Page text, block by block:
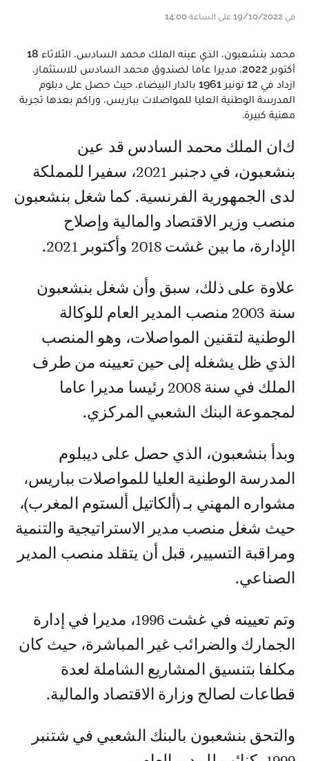
في 19/10/2022 على الساعة 14:00
محمد بنشعبون، الذي عينه الملك محمد السادس، الثلاثاء 18
أكتوبر 2022، مديرا عاما لصندوق محمد السادس للاستثمار،
ازداد في 12 نونبر 1961 بالدار البيضاء، حيث حصل على دبلوم
المدرسة الوطنية العليا للمواصلات بباريس، وراكم بعدها تجربة
مهنية كبيرة.
كان الملك محمد السادس قد عين
بنشعبون، في دجنبر 2021، سفيرا للمملكة
لدى الجمهورية الفرنسية. كما شغل بنشعبون
منصب وزير الاقتصاد والمالية وإصلاح
الإدارة، ما بين غشت 2018 وأكتوبر 2021.
علاوة على ذلك، سبق وأن شغل بنشعبون
سنة 2003 منصب المدير العام للوكالة
الوطنية لتقنين المواصلات، وهو المنصب
الذي ظل يشغله إلى حين تعيينه من طرف
الملك في سنة 2008 رئيسا مديرا عاما
لمجموعة البنك الشعبي المركزي.
وبدأ بنشعبون، الذي حصل على ديبلوم
المدرسة الوطنية العليا للمواصلات بباريس،
مشواره المهني بـ (ألكاتيل ألستوم المغرب)،
حيث شغل منصب مدير الاستراتيجية والتنمية
ومراقبة التسيير، قبل أن يتقلد منصب المدير
الصناعي.
وتم تعيينه في غشت 1996، مديرا في إدارة
الجمارك والضرائب غير المباشرة، حيث كان
مكلفا بتنسيق المشاريع الشاملة لعدة
قطاعات لصالح وزارة الاقتصاد والمالية.
والتحق بنشعبون بالبنك الشعبي في شتنبر